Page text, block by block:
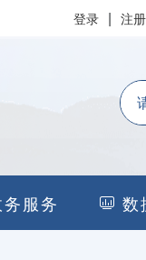
登录 | 注册
服务 数